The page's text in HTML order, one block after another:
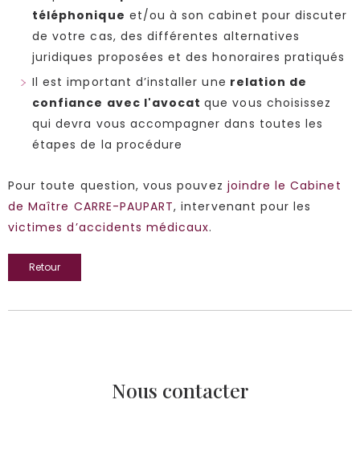
téléphonique et/ou à son cabinet pour discuter
de votre cas, des différentes alternatives
juridiques proposées et des honoraires pratiqués
Il est important d’installer une relation de
confiance avec l'avocatque vous choisissez
qui devra vous accompagner dans toutes les
étapes de la procédure
Pour toute question, vous pouvez joindre le Cabinet
de Maître CARRE-PAUPART, intervenant pour les
victimes d’accidents médicaux.
Retour
Nous contacter